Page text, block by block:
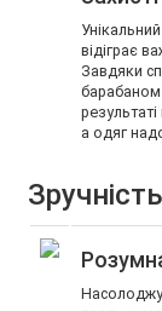
відіграє
Завдяки
а одяг